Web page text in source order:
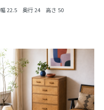
幅 22.5 奥行 24 高さ 50